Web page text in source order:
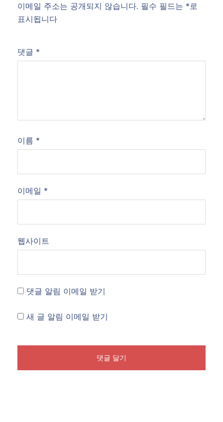
이메일 주소는 공개되지 않습니다. 필수 필드는 * 로
표시됩니다
댓글 *
이름 *
이메일 *
웹사이트
댓글 알림 이메일 받기
새 글 알림 이메일 받기